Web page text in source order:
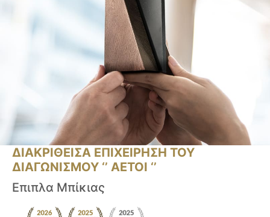
ΔΙΑΚΡΙΘΕΙΣΑ ΕΠΙΧΕΙΡΗΣΗ ΤΟΥ
ΔΙΑΓΩΝΙΣΜΟΥ ‘’ ΑΕΤΟΙ ‘’
Επιπλα Μπίκιας